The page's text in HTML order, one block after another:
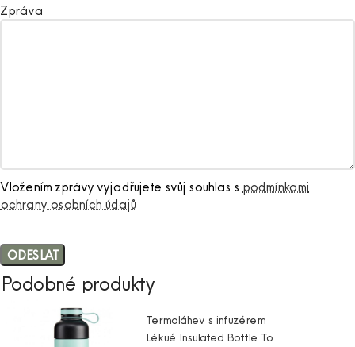
Zpráva
Vložením zprávy vyjadřujete svůj souhlas s podmínkami
ochrany osobních údajů
Podobné produkty
Termoláhev s infuzérem
Lékué Insulated Bottle To